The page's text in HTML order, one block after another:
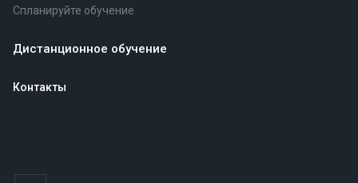
Спланируйте обучение
Дистанционное обучение
Контакты